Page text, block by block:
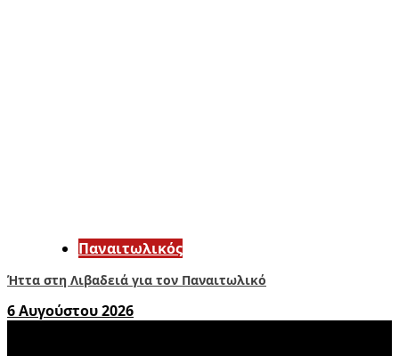
Παναιτωλικός
Ήττα στη Λιβαδειά για τον Παναιτωλικό
6 Αυγούστου 2026